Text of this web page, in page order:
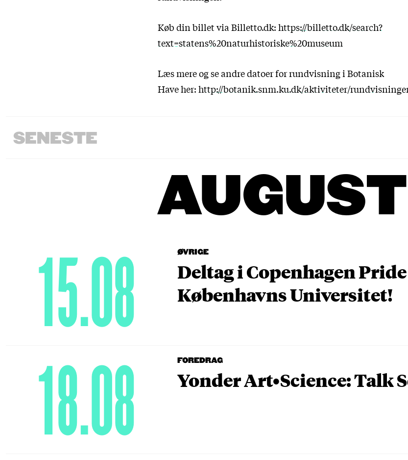
Køb din billet via Billetto.dk:https://billetto.dk/search?
text=statens%20naturhistoriske%20museum
Læs mere og se andre datoer for rundvisning i Botanisk
Have her:http://botanik.snm.ku.dk/aktiviteter/
SENESTE
ØVRIGE
Deltag i Copenhagen
Københavns Universitet!
15.08
FOREDRAG
Yonder Art•Science: Talk
18.08